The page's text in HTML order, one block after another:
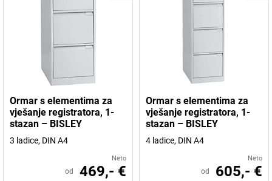
Ormar s elementima za
vješanje registratora, 1-
stazan – BISLEY
3 ladice, DIN A4
Neto
od 469,- €
Ormar s elementima za
vješanje registratora, 1-
stazan – BISLEY
4 ladice, DIN A4
Neto
od 605,- €